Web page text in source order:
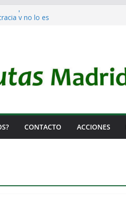
Prepararla.
y no lo es
CONTACTO ACCIONES